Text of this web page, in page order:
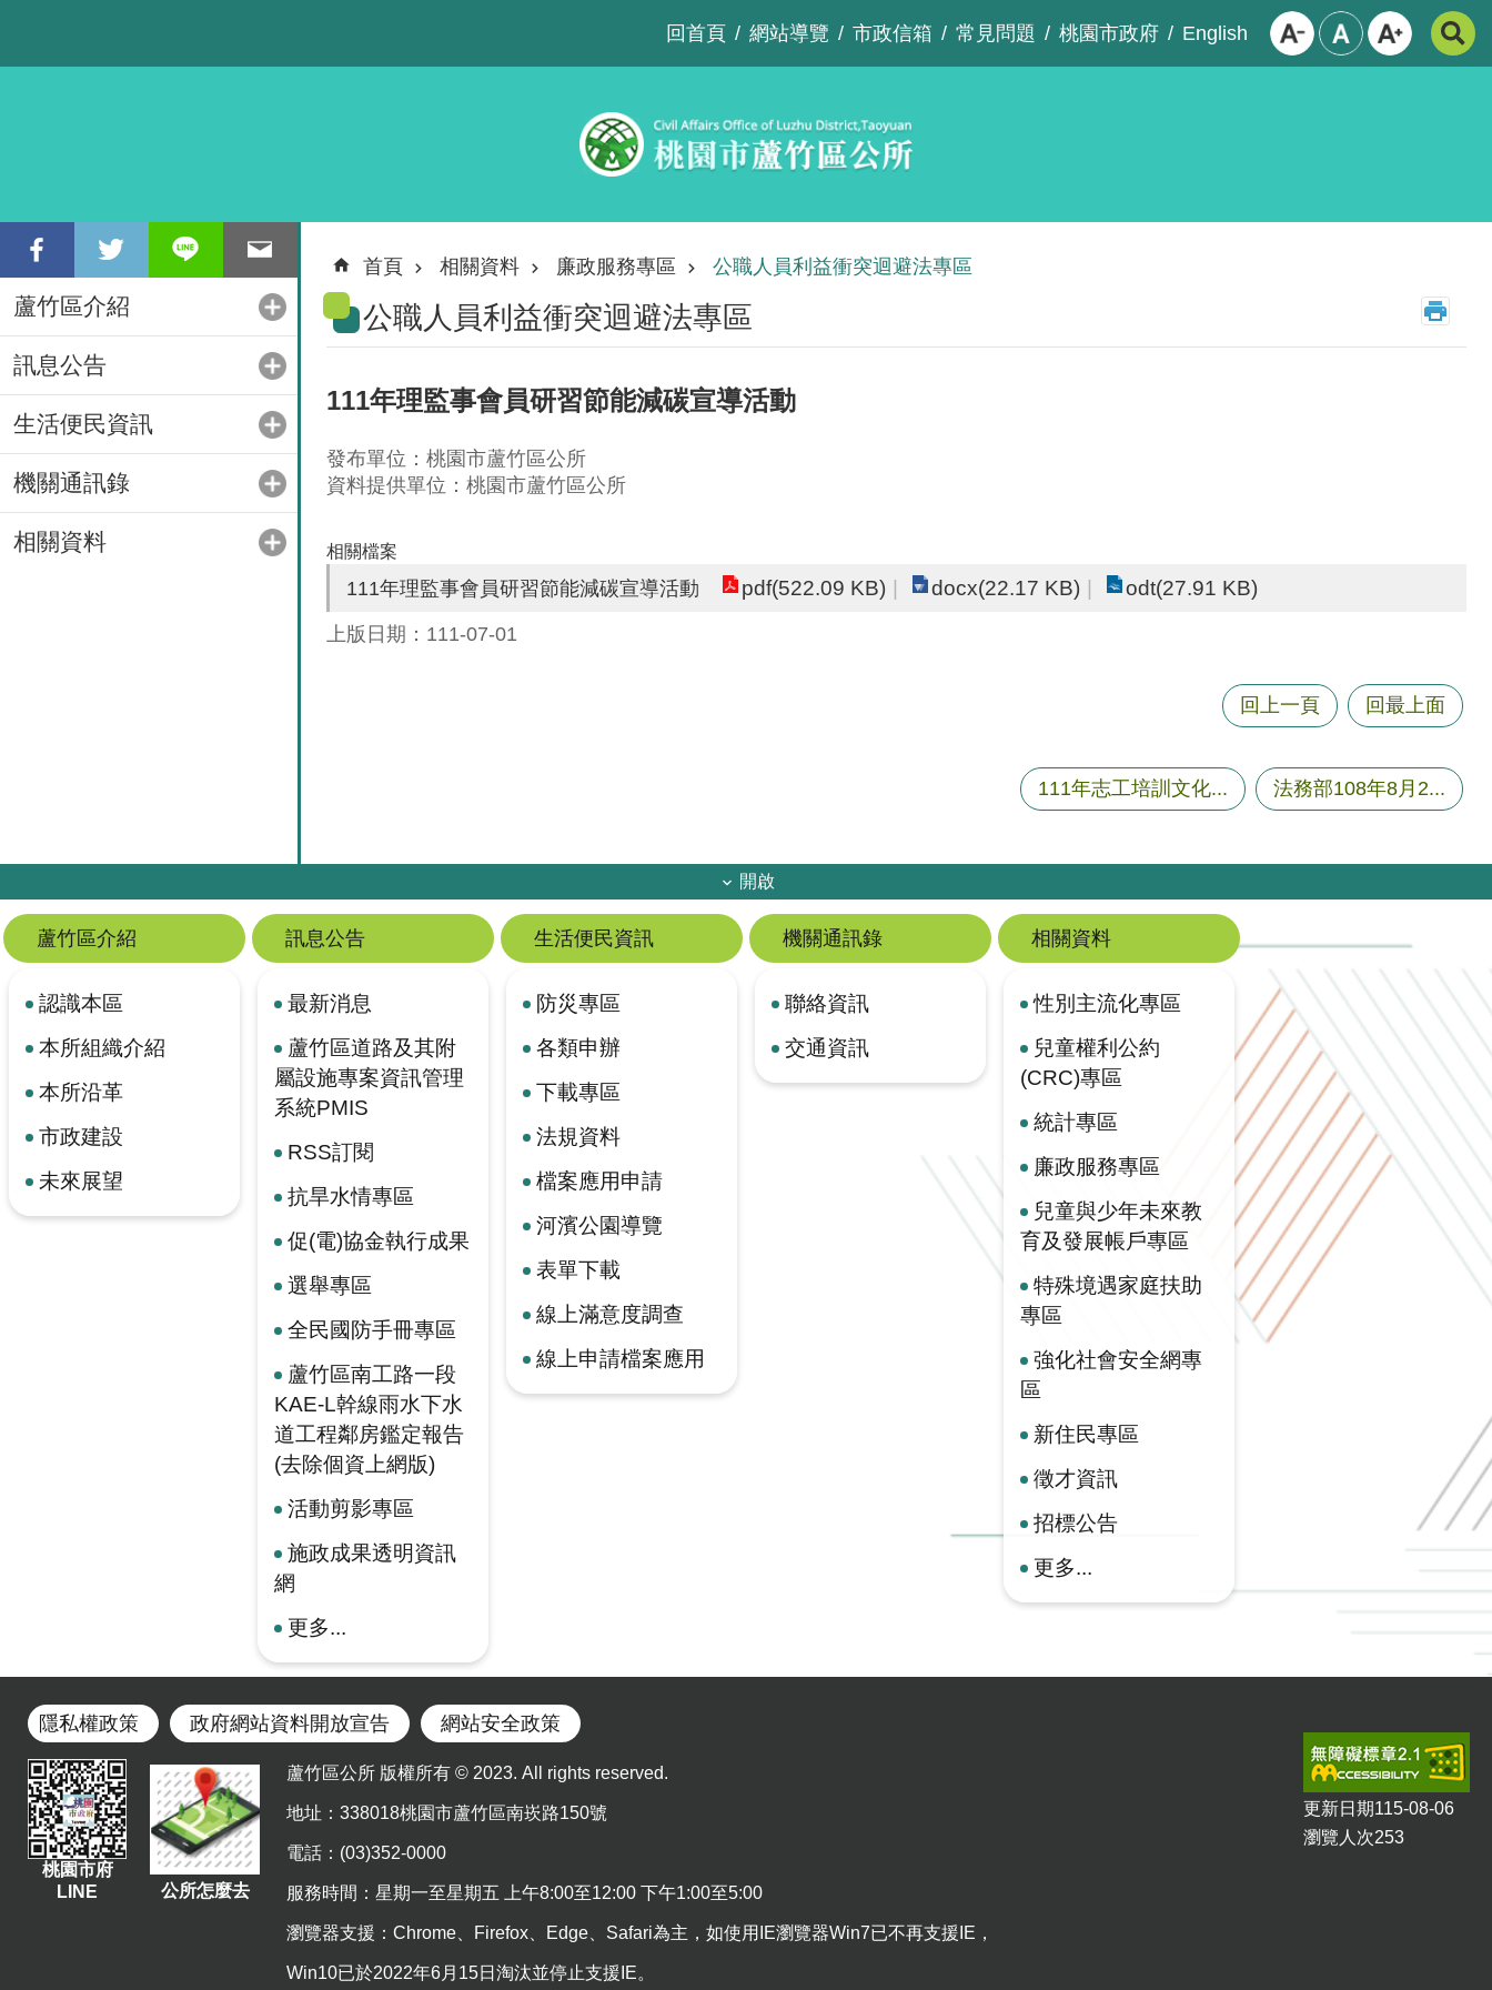
回首頁 網站導覽 市政信箱 常見問題 桃園市政府 English
蘆竹區介紹
訊息公告
生活便民資訊
機關通訊錄
相關資料
首頁 相關資料 廉政服務專區 公職人員利益衝突迴避法專區
公職人員利益衝突迴避法專區
111年理監事會員研習節能減碳宣導活動
發布單位：桃園市蘆竹區公所
資料提供單位：桃園市蘆竹區公所
相關檔案
111年理監事會員研習節能減碳宣導活動 pdf(522.09 KB) docx(22.17 KB) odt(27.91 KB)
上版日期：111-07-01
回上一頁 回最上面
111年志工培訓文化... 法務部108年8月2...
開啟
蘆竹區介紹
認識本區
本所組織介紹
本所沿革
市政建設
未來展望
訊息公告
最新消息
蘆竹區道路及其附
屬設施專案資訊管理
系統PMIS
RSS訂閱
抗旱水情專區
促(電)協金執行成果
選舉專區
全民國防手冊專區
蘆竹區南工路一段
KAE-L幹線雨水下水
道工程鄰房鑑定報告
(去除個資上網版)
活動剪影專區
施政成果透明資訊
網
更多...
生活便民資訊
防災專區
各類申辦
下載專區
法規資料
檔案應用申請
河濱公園導覽
表單下載
線上滿意度調查
線上申請檔案應用
機關通訊錄
聯絡資訊
交通資訊
相關資料
性別主流化專區
兒童權利公約
(CRC)專區
統計專區
廉政服務專區
兒童與少年未來教
育及發展帳戶專區
特殊境遇家庭扶助
專區
強化社會安全網專
區
新住民專區
徵才資訊
招標公告
更多...
隱私權政策 政府網站資料開放宣告 網站安全政策
桃園市府
LINE
公所怎麼去
蘆竹區公所 版權所有 © 2023. All rights reserved.
地址 ：338018桃園市蘆竹區南崁路150號
電話：(03)352-0000
服務時間：星期一至星期五 上午8:00至12:00 下午1:00至5:00
瀏覽器支援：Chrome、Firefox、Edge、Safari為主，如使用IE瀏覽器Win7已不再支援IE，
Win10已於2022年6月15日淘汰並停止支援IE。
更新日期115-08-06
瀏覽人次253